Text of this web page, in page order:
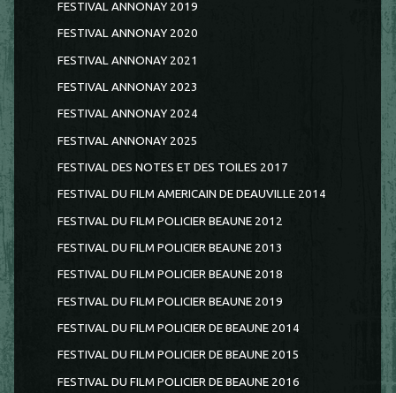
FESTIVAL ANNONAY 2019
FESTIVAL ANNONAY 2020
FESTIVAL ANNONAY 2021
FESTIVAL ANNONAY 2023
FESTIVAL ANNONAY 2024
FESTIVAL ANNONAY 2025
FESTIVAL DES NOTES ET DES TOILES 2017
FESTIVAL DU FILM AMERICAIN DE DEAUVILLE 2014
FESTIVAL DU FILM POLICIER BEAUNE 2012
FESTIVAL DU FILM POLICIER BEAUNE 2013
FESTIVAL DU FILM POLICIER BEAUNE 2018
FESTIVAL DU FILM POLICIER BEAUNE 2019
FESTIVAL DU FILM POLICIER DE BEAUNE 2014
FESTIVAL DU FILM POLICIER DE BEAUNE 2015
FESTIVAL DU FILM POLICIER DE BEAUNE 2016